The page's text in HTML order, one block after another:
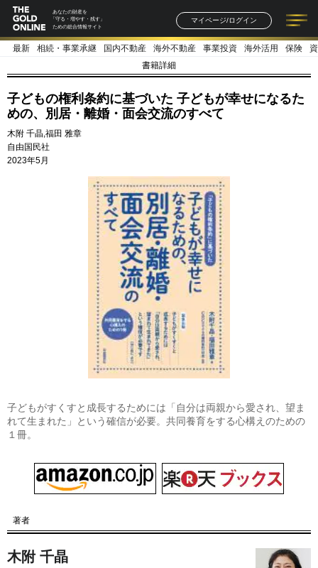
あなたの財産を
「守る・増やす・残す」
ための総合情報サイト
マイページ/ログイン
記事一覧 連載一覧
著者一覧 書籍一覧
最新 相続・事業承継 国内不動産 海外不動産 事業投資 海外活用 保険
書籍詳細
子どもの権利条約に基づいた 子どもが幸せになるた
めの、別居・離婚・面会交流のすべて
木附 千晶,福田 雅章
自由国民社
2023年5月
子どもがすくすと成長するためには「自分は両親から愛され、望ま
れて生まれた」という確信が必要。共同養育をする心構えのための
１冊。
著者
木附 千晶